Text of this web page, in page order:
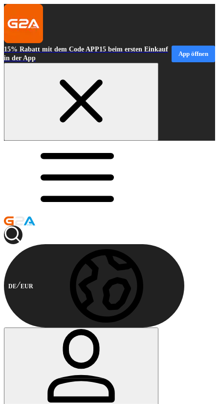
15% Rabatt mit dem Code APP15 beim ersten Einkauf
in der App
App öffnen
DE EUR